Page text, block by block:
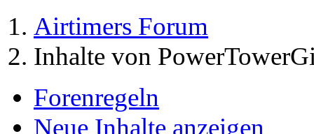
Airtimers Forum
Inhalte von
Forenregeln
Neue Inhalte anzeigen